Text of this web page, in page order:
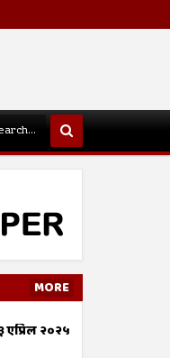
MORE
एप्रिल २०२५